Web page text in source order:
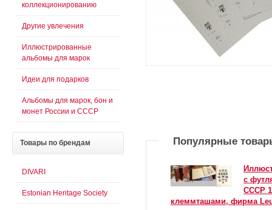
Популярные
с
СССР
клеммташами, фирма
коллекционированию
Другие увлечения
Иллюстрированные
альбомы для марок
Идеи для подарков
Альбомы для марок, бон и
монет России и СССР
Товары по брендам
DIVARI
Estonian Heritage Society